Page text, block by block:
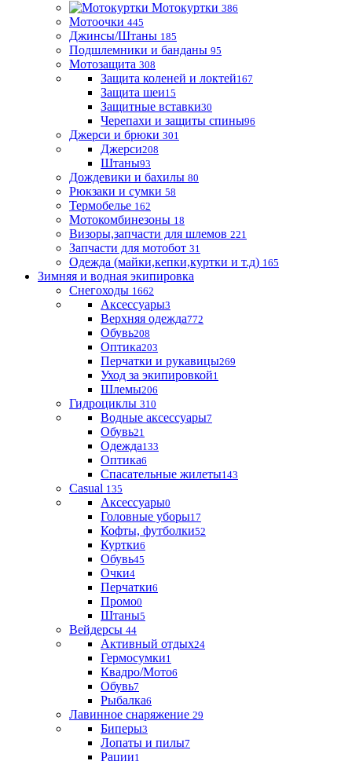
Мотокуртки 386
Мотоочки 445
Джинсы/Штаны 185
Подшлемники и банданы 95
Мотозащита 308
Защита коленей и локтей167
Защита шеи15
Защитные вставки30
Черепахи и защиты спины96
Джерси и брюки 301
Джерси208
Штаны93
Дождевики и бахилы 80
Рюкзаки и сумки 58
Термобелье 162
Мотокомбинезоны 18
Визоры,запчасти для шлемов 221
Запчасти для мотобот 31
Одежда (майки,кепки,куртки и т.д) 165
Зимняя и водная экипировка
Снегоходы 1662
Аксессуары3
Верхняя одежда772
Обувь208
Оптика203
Перчатки и рукавицы269
Уход за экипировкой1
Шлемы206
Гидроциклы 310
Водные аксессуары7
Обувь21
Одежда133
Оптика6
Спасательные жилеты143
Casual 135
Аксессуары0
Головные уборы17
Кофты, футболки52
Куртки6
Обувь45
Очки4
Перчатки6
Промо0
Штаны5
Вейдерсы 44
Активный отдых24
Гермосумки1
Квадро/Мото6
Обувь7
Рыбалка6
Лавинное снаряжение 29
Биперы3
Лопаты и пилы7
Рации1